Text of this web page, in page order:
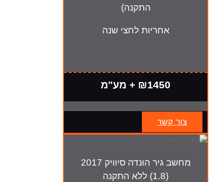
התקנה)
אחריות לחצי שנה
₪1450 + מע"מ
צור קשר
מחשב גיר הונדה סיוויק 2017
(1.8) ללא התקנה